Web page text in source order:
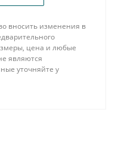
вносить изменения в
цена и любые
являются
уточняйте у